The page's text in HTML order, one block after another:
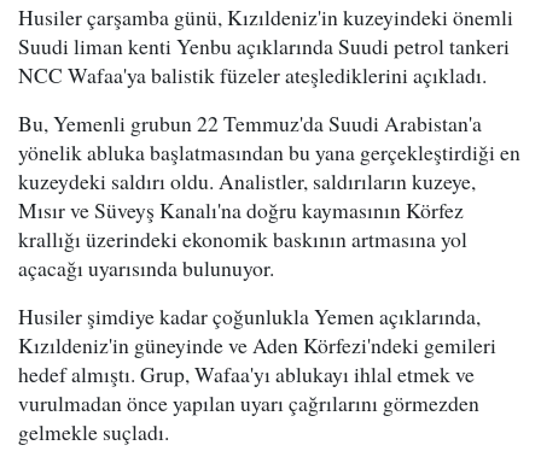
Husiler çarşamba günü, Kızıldeniz'in kuzeyindeki önemli
Suudi liman kenti Yenbu açıklarında Suudi petrol tankeri
NCC Wafaa'ya balistik füzeler ateşlediklerini açıkladı.
Bu, Yemenli grubun 22 Temmuz'da Suudi Arabistan'a
yönelik abluka başlatmasından bu yana gerçekleştirdiği en
kuzeydeki saldırı oldu. Analistler, saldırıların kuzeye,
Mısır ve Süveyş Kanalı'na doğru kaymasının Körfez
krallığı üzerindeki ekonomik baskının artmasına yol
açacağı uyarısında bulunuyor.
Husiler şimdiye kadar çoğunlukla Yemen açıklarında,
Kızıldeniz'in güneyinde ve Aden Körfezi'ndeki gemileri
hedef almıştı. Grup, Wafaa'yı ablukayı ihlal etmek ve
vurulmadan önce yapılan uyarı çağrılarını görmezden
gelmekle suçladı.